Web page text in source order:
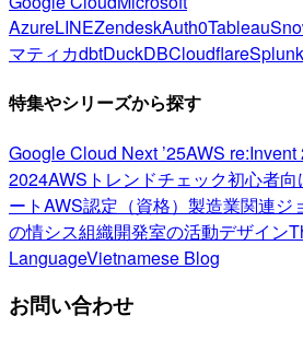
AzureLINEZendeskAuth0Tableau
マティカdbtDuckDBCloudflareSplunk
特集やシリーズから探す
Google Cloud Next ’25AWS re:Invent
2024AWSトレンドチェック初心者向
ートAWS認定（資格） 製造業関連ジ
の情シス組織開発室の活動デザイン
LanguageVietnamese Blog
お問い合わせ